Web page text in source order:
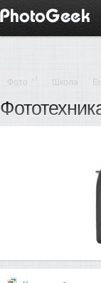
Фото Школа